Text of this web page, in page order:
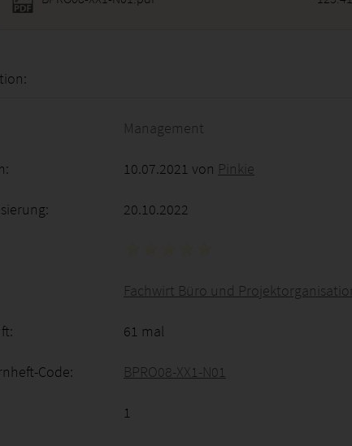
Management
10.07.2021 von Pinkie
20.10.2022
Fachwirt Büro und
61 mal
Code: BPRO08-XX1-N01
1